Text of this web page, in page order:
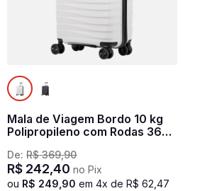
Mala de Viagem Bordo 10 kg
Polipropileno com Rodas 360°
De:R$ 369,90
R$ 242,40 no Pix
ou R$ 249 90 em4x deR$ 62 ,47